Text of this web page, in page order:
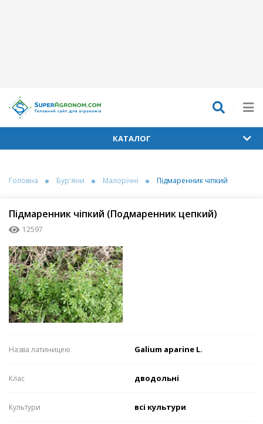
КАТАЛОГ
Головна Бур'яни Малорічні Підмаренник чіпкий
Підмаренник чіпкий (Подмаренник цепкий)
12597
Назва латиницею Galium aparine L.
Клас дводольні
Культури всі культури